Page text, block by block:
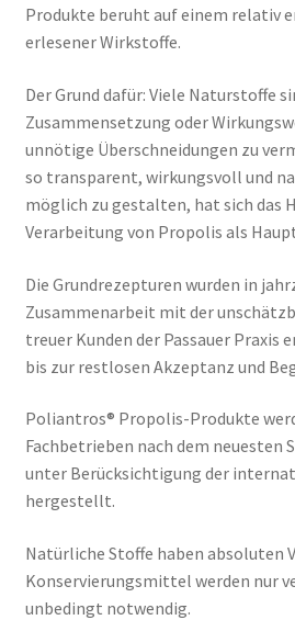
Partner
Schulungen
Shop
Über uns
Vision
Was ist Propolis?
Widerrufsbelehrung
Zahlungsarten
Produkte beruht auf einem relativ
erlesener Wirkstoffe.
Der Grund dafür: Viele Naturstoffe
Zusammensetzung oder
unnötige Überschneidungen zu
so transparent, wirkungsvoll und
möglich zu gestalten, hat sich das
Verarbeitung von Propolis als
Die Grundrezepturen wurden in
Zusammenarbeit mit der
treuer Kunden der Passauer Praxis
bis zur restlosen Akzeptanz und
Poliantros® Propolis-Produkte
Fachbetrieben nach dem neuesten
unter Berücksichtigung der
hergestellt.
Natürliche Stoffe haben absoluten
Konservierungsmittel werden nur
unbedingt notwendig.